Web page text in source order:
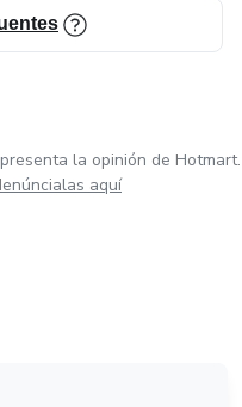
la opinión de Hotmart.
aquí